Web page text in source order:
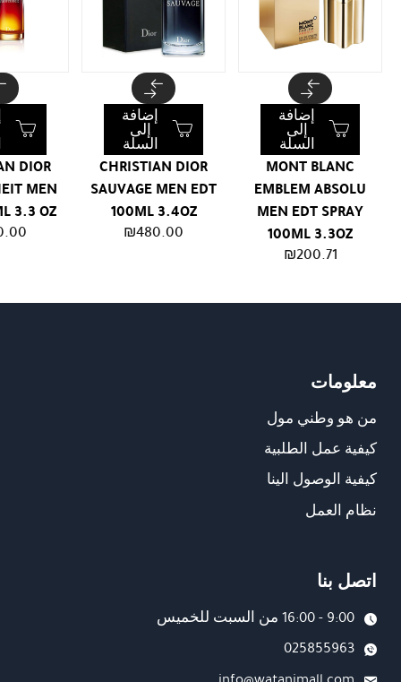
MONT BLANC
EMBLEM ABSOLU
MEN EDT SPRAY
100ML 3.3OZ
₪200.71
إضافة
إلى
السلة
CHRISTIAN DIOR
SAUVAGE MEN EDT
100ML 3.4OZ
₪480.00
إضافة
إلى
السلة
DIOR
MEN
3.3 OZ
معلومات
من هو وطني مول
كيفية عمل الطلبية
كيفية الوصول الينا
نظام العمل
اتصل بنا
9:00 - 16:00 من السبت للخميس
025855963